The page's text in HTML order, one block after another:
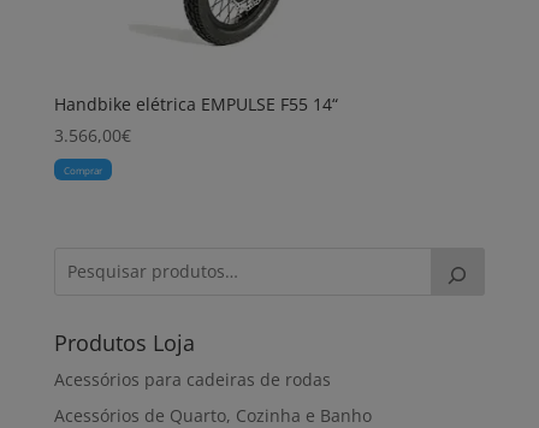
Handbike elétrica EMPULSE F55 14“
3.566,00€
Comprar
Produtos Loja
Acessórios para cadeiras de rodas
Acessórios de Quarto, Cozinha e Banho